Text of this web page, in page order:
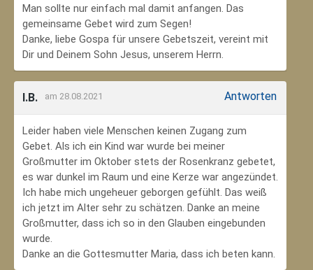
Man sollte nur einfach mal damit anfangen. Das
gemeinsame Gebet wird zum Segen!
Danke, liebe Gospa für unsere Gebetszeit, vereint mit
Dir und Deinem Sohn Jesus, unserem Herrn.
I.B. am 28.08.2021 Antworten
Leider haben viele Menschen keinen Zugang zum
Gebet. Als ich ein Kind war wurde bei meiner
Großmutter im Oktober stets der Rosenkranz gebetet,
es war dunkel im Raum und eine Kerze war angezündet.
Ich habe mich ungeheuer geborgen gefühlt. Das weiß
ich jetzt im Alter sehr zu schätzen. Danke an meine
Großmutter, dass ich so in den Glauben eingebunden
wurde.
Danke an die Gottesmutter Maria, dass ich beten kann.